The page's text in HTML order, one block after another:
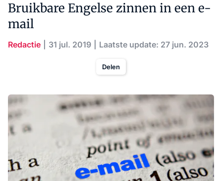
Bruikbare Engelse zinnen in een e-
mail
Redactie 31 jul. 2019 Laatste update: 27 jun. 2023
Delen